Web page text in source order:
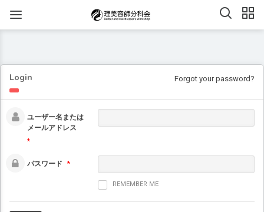
Login Forgot your password?
ユーザー名または
メールアドレス
*
パスワード *
REMEMBER ME